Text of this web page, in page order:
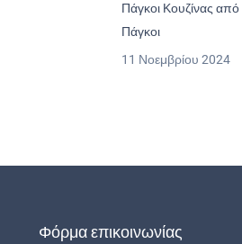
Πάγκοι Κουζίνας
Πάγκοι
11 Νοεμβρίου 2024
Φόρμα επικοινωνίας